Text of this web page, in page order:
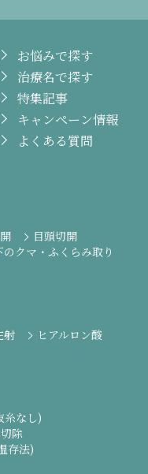
お悩みで探す
治療名で探す
特集記事
キャンペーン情報
よくある質問
目頭切開
のクマ・ふくらみ取り
射
ヒアルロン酸
糸なし)
除
存法)